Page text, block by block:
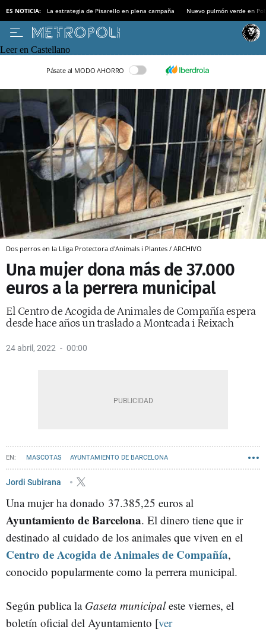
ES NOTICIA: La estrategia de Pisarello en plena campaña Nuevo pulmón verde en
Leer en Castellano
Pásate al MODO AHORRO
Dos perros en la Lliga Protectora d'Animals i Plantes / ARCHIVO
Una mujer dona más de 37.000
euros a la perrera municipal
El Centro de Acogida de Animales de Compañía espera
desde hace años un traslado a Montcada i Reixach
24 abril, 2022 00:00
MASCOTAS AYUNTAMIENTO DE BARCELONA
Jordi Subirana
Una mujer ha donado 37.385,25 euros al
Ayuntamiento de Barcelona. El dinero tiene que ir
destinado al cuidado de los animales que viven en el
Centro de Acogida de Animales de Compañía,
conocido popularmente como la perrera municipal.
Según publica la Gaseta municipaleste viernes, el
boletín oficial del Ayuntamiento [ver